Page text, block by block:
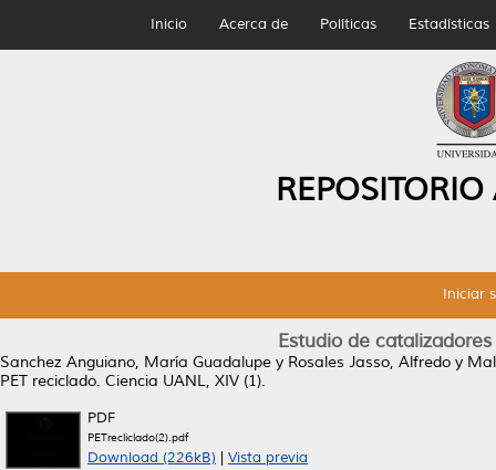
Inicio Acerca de Políticas Estadísticas
Iniciar
Estudio de
Sanchez Anguiano, María Guadalupe y Rosales Jasso, Alfredo y
PET reciclado. Ciencia UANL, XIV (1).
PDF
PETrecliclado(2).pdf
Download (226kB) Vista previa